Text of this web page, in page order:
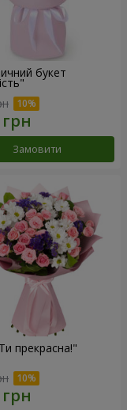
букет
Замовити
прекрасна!"